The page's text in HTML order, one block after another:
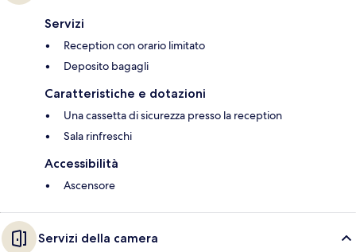
Servizi
Reception con orario limitato
Deposito bagagli
Caratteristiche e dotazioni
Una cassetta di sicurezza presso la reception
Sala rinfreschi
Accessibilità
Ascensore
Servizi della camera